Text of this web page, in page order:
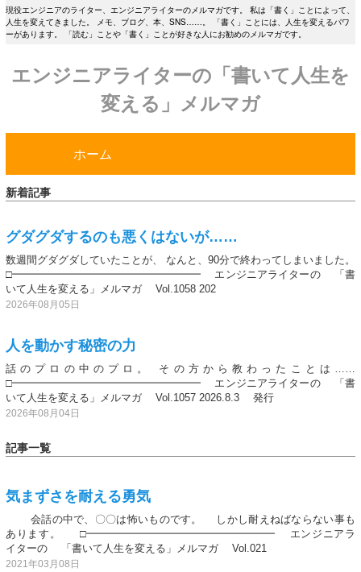
現役エンジニアのライター、エンジニアライターのメルマガです。 私は「書く」ことによって、
人生を変えてきました。 メモ、ブログ、本、SNS……。 「書く」ことには、人生を変えるパワ
ーがあります。 「読む」ことや「書く」ことが好きな人にお勧めのメルマガです。
エンジニアライターの「書いて人生を
変える」メルマガ
ホーム
新着記事
グダグダするのも悪くはないが……
数週間グダグダしていたことが、 なんと、90分で終わってしまいました。
□━━━━━━━━━━━━━━━━━━ エンジニアライターの 「書
いて人生を変える」メルマガ Vol.1058 202
2026年08月05日
人を動かす秘密の力
話のプロの中のプロ。 その方から教わったことは……
□━━━━━━━━━━━━━━━━━━ エンジニアライターの 「書
いて人生を変える」メルマガ Vol.1057 2026.8.3 発行
2026年08月04日
記事一覧
気まずさを耐える勇気
会話の中で、〇〇は怖いものです。 しかし耐えねばならない事も
あります。 □━━━━━━━━━━━━━━━━━━ エンジニアラ
イターの 「書いて人生を変える」メルマガ Vol.021
2021年03月08日